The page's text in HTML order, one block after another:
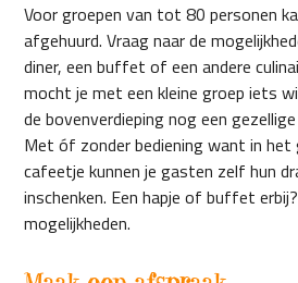
Voor groepen van tot 80 personen
afgehuurd. Vraag naar de
diner, een buffet of een andere
mocht je met een kleine groep iets
de bovenverdieping nog een
Met óf zonder bediening want in het
cafeetje kunnen je gasten zelf hun
inschenken. Een hapje of buffet
mogelijkheden.